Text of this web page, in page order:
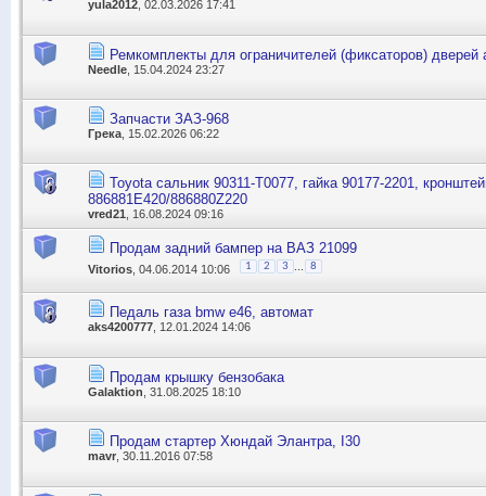
yula2012 , 02.03.2026 17:41
Ремкомплекты для ограничителей (фиксаторов) дверей
Needle , 15.04.2024 23:27
Запчасти ЗАЗ-968
Грека , 15.02.2026 06:22
Toyota сальник 90311-T0077, гайка 90177-2201,
886881E420/886880Z220
vred21, 16.08.2024 09:16
Продам задний бампер на ВАЗ 21099
Vitorios , 04.06.2014 10:06 1 2 3 8
Педаль газа bmw e46, автомат
aks4200777 , 12.01.2024 14:06
Продам крышку бензобака
Galaktion , 31.08.2025 18:10
Продам стартер Хюндай Элантра, І30
mavr , 30.11.2016 07:58